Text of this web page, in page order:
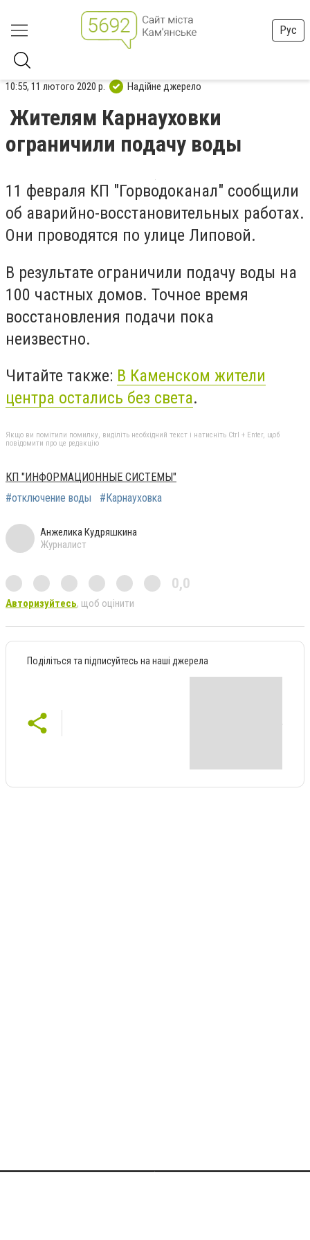
Рус
10:55, 11 лютого 2020 р. Надійне джерело
Жителям Карнауховки
ограничили подачу воды
11 февраля КП "Горводоканал" сообщили
об аварийно-восстановительных работах.
Они проводятся по улице Липовой.
В результате ограничили подачу воды на
100 частных домов. Точное время
восстановления подачи пока
неизвестно.
Читайте также: В Каменском жители
центра остались без света.
Якщо ви помітили помилку, виділіть необхідний текст і натисніть Ctrl + Enter, щоб
повідомити про це редакцію
КП "ИНФОРМАЦИОННЫЕ СИСТЕМЫ"
#отключение воды
#Карнауховка
Анжелика Кудряшкина
Журналист
0,0
Авторизуйтесь, щоб оцінити
Поділіться та підписуйтесь на наші джерела